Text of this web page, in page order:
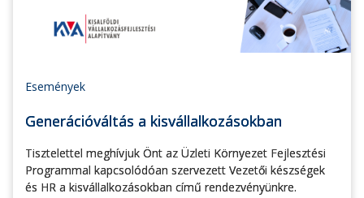
Események
Generációváltás a kisvállalkozásokban
Tisztelettel meghívjuk Önt az Üzleti Környezet Fejlesztési
Programmal kapcsolódóan szervezett Vezetői készségek
és HR a kisvállalkozásokban című rendezvényünkre.